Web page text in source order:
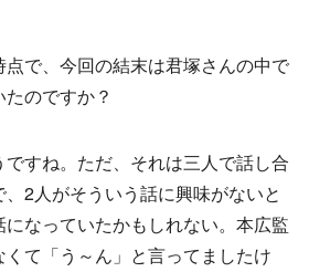
で、今回の結末は君塚さんの中で
のですか？
すね。ただ、それは三人で話し合
2人がそういう話に興味がないと
なっていたかもしれない。本広監
て「う～ん」と言ってましたけ